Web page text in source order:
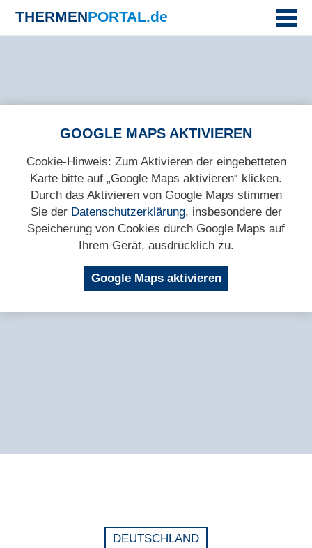
THERMENPORTAL.de
GOOGLE MAPS AKTIVIEREN
Cookie-Hinweis: Zum Aktivieren der eingebetteten
Karte bitte auf „Google Maps aktivieren“ klicken.
Durch das Aktivieren von Google Maps stimmen
Sie der Datenschutzerklärung, insbesondere der
Speicherung von Cookies durch Google Maps auf
Ihrem Gerät, ausdrücklich zu.
Google Maps aktivieren
DEUTSCHLAND